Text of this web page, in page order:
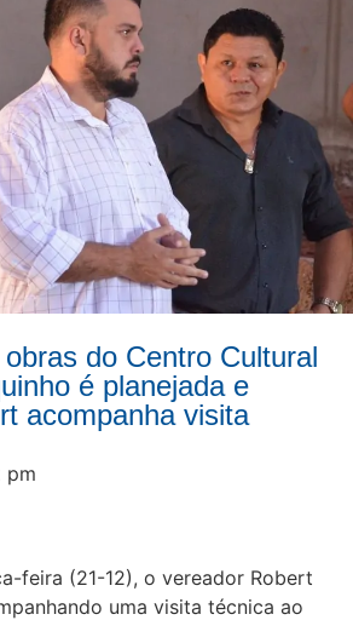
do Centro Cultural
é planejada e
acompanha visita
pm
feira (21-12), o vereador Robert
uma visita técnica ao